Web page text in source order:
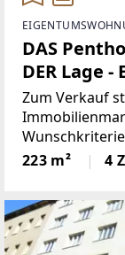
DAS
DER Lage -
Zum Verkauf
Interessenten
exklusiven
223 m² 4